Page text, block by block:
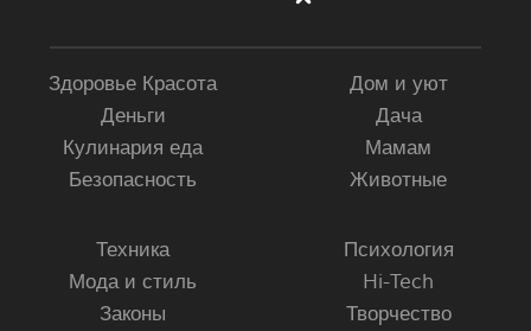
Здоровье Красота
Деньги
Кулинария еда
Безопасность
Дом и уют
Дача
Мамам
Животные
Техника
Мода и стиль
Законы
Психология
Hi-Tech
Творчество